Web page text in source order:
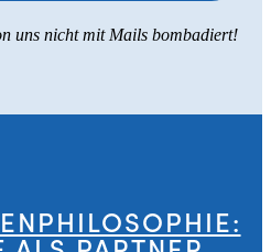
uns nicht mit Mails bombadiert!